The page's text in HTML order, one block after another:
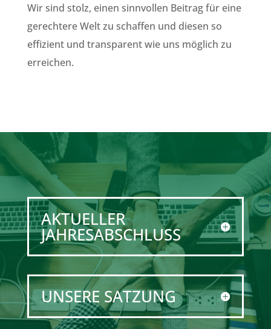
Wir sind stolz, einen sinnvollen Beitrag für eine
gerechtere Welt zu schaffen und diesen so
effizient und transparent wie uns möglich zu
erreichen.
AKTUELLER
JAHRESABSCHLUSS
UNSERE SATZUNG